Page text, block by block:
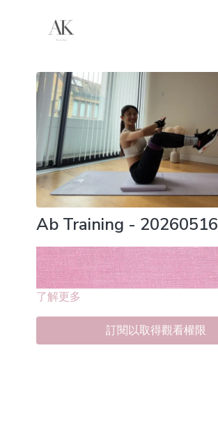
Ab Training - 20260516
了解更多
訂閱以取得觀看權限